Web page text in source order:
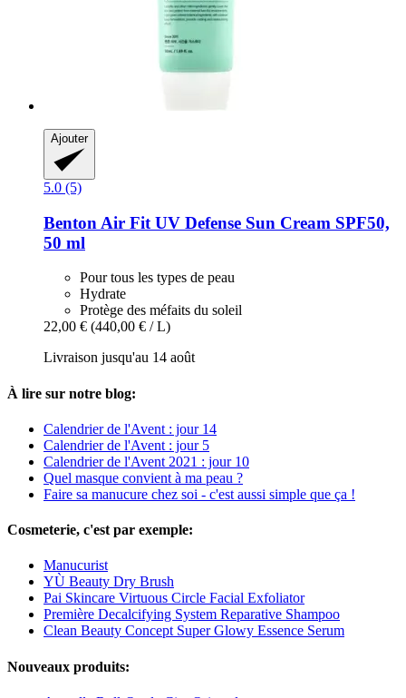
Ajouter
5.0 (5)
Benton Air Fit UV Defense Sun Cream SPF50,
50 ml
Pour tous les types de peau
Hydrate
Protège des méfaits du soleil
22,00 € (440,00 € / L)
Livraison jusqu'au 14 août
À lire sur notre blog:
Calendrier de l'Avent : jour 14
Calendrier de l'Avent : jour 5
Calendrier de l'Avent 2021 : jour 10
Quel masque convient à ma peau ?
Faire sa manucure chez soi - c'est aussi simple que ça !
Cosmeterie, c'est par exemple:
Manucurist
YÙ Beauty Dry Brush
Pai Skincare Virtuous Circle Facial Exfoliator
Première Decalcifying System Reparative Shampoo
Clean Beauty Concept Super Glowy Essence Serum
Nouveaux produits: